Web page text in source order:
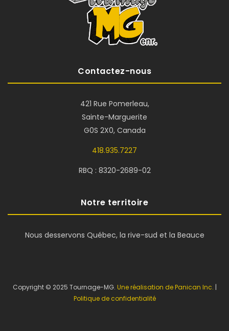
Contactez-nous
421 Rue Pomerleau,
Sainte-Marguerite
G0S 2X0, Canada
418.935.7227
RBQ : 8320-2689-02
Notre territoire
Nous desservons Québec, la rive-sud et la Beauce
Copyright © 2025 Tournage-MG. Une réalisation de Panican Inc. |
Politique de confidentialité